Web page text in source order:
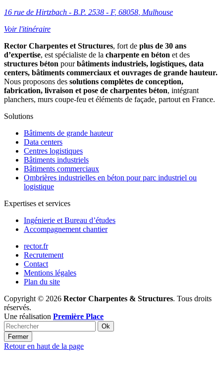
16 rue de Hirtzbach - B.P. 2538 - F, 68058 Mulhouse
Voir l'itinéraire
Rector Charpentes et Structures, fort de plus de 30 ans
d’expertise, est spécialiste de la charpente en béton et des
structures béton pourbâtiments industriels, logistiques, data
centers, bâtiments commerciaux et ouvrages de grande hauteur.
Nous proposons des solutions complètes de conception,
fabrication, livraison et pose de charpentes béton, intégrant
planchers, murs coupe-feu et éléments de façade, partout en France.
Solutions
Bâtiments de grande hauteur
Data centers
Centres logistiques
Bâtiments industriels
Bâtiments commerciaux
Ombrières industrielles en béton pour parc industriel ou
logistique
Expertises et services
Ingénierie et Bureau d’études
Accompagnement chantier
rector.fr
Recrutement
Contact
Mentions légales
Plan du site
Copyright © 2026 Rector Charpentes & Structures. Tous droits
réservés.
Une réalisation Première Place
Ok
Fermer
Retour en haut de la page